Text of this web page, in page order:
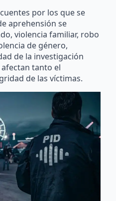
por los que se
aprehensión se
violencia familiar, robo
de género,
de la investigación
tanto el
de las víctimas.